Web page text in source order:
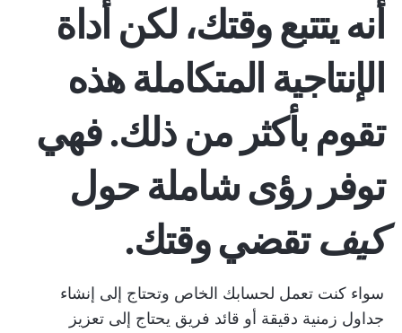
أنه يتتبع وقتك، لكن أداة
الإنتاجية المتكاملة هذه
تقوم بأكثر من ذلك. فهي
توفر رؤى شاملة حول
كيفتقضي وقتك.
سواء كنت تعمل لحسابك الخاص وتحتاج إلى إنشاء
جداول زمنية دقيقة أو قائد فريق يحتاج إلى تعزيز